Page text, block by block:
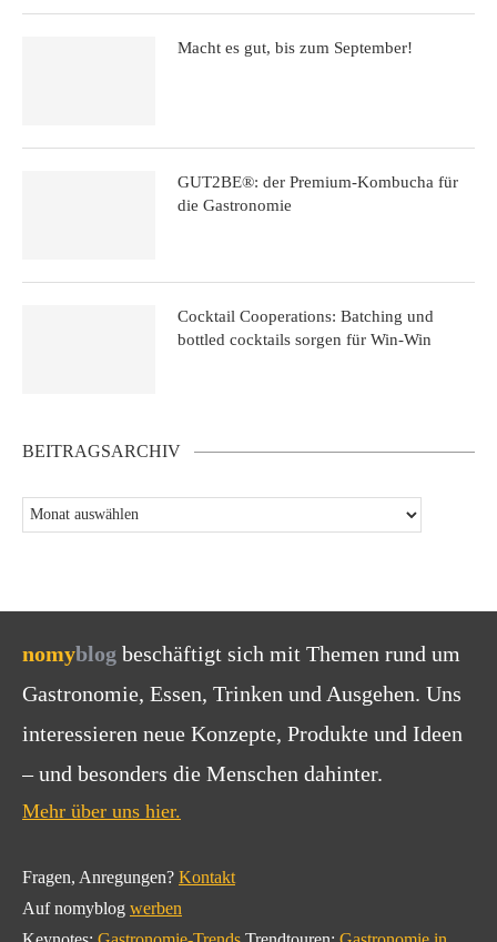
Macht es gut, bis zum September!
GUT2BE®: der Premium-Kombucha für
die Gastronomie
Cocktail Cooperations: Batching und
bottled cocktails sorgen für Win-Win
BEITRAGSARCHIV
nomyblog beschäftigt sich mit Themen rund um
Gastronomie, Essen, Trinken und Ausgehen. Uns
interessieren neue Konzepte, Produkte und Ideen
– und besonders die Menschen dahinter.
Mehr über uns hier.
Fragen, Anregungen? Kontakt
Auf nomyblog werben